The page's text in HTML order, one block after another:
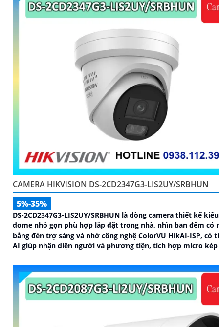
CAMERA HIKVISION DS-2CD2347G3-LIS2UY/SRBHUN
5%-35%
DS-2CD2347G3-LIS2UY/SRBHUN là dòng camera thiết kế
dome nhỏ gọn phù hợp lắp đặt trong nhà, nhìn ban đêm có
bằng đèn trợ sáng và nhờ công nghệ ColorVU HikAI-ISP, có
AI giúp nhận diện người và phương tiện, tích hợp micro kép